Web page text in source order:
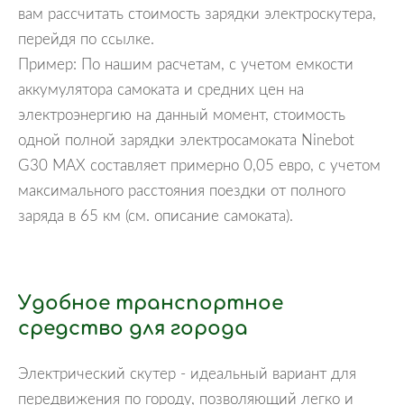
вам рассчитать стоимость зарядки электроскутера,
перейдя по ссылке.
Пример: По нашим расчетам, с учетом емкости
аккумулятора самоката и средних цен на
электроэнергию на данный момент, стоимость
одной полной зарядки электросамоката Ninebot
G30 MAX составляет примерно 0,05 евро, с учетом
максимального расстояния поездки от полного
заряда в 65 км (см. описание самоката).
Удобное транспортное
средство для города
Электрический скутер - идеальный вариант для
передвижения по городу, позволяющий легко и